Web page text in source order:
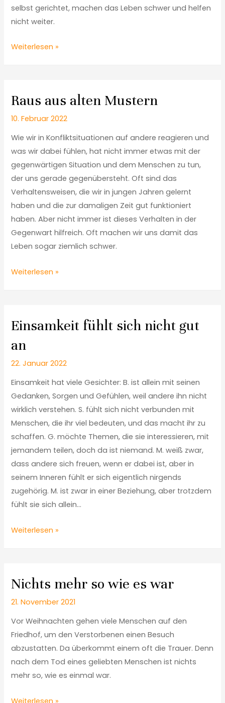
selbst gerichtet, machen das Leben schwer und helfen
nicht weiter.
Weiterlesen »
Raus aus alten Mustern
10. Februar 2022
Wie wir in Konfliktsituationen auf andere reagieren und
was wir dabei fühlen, hat nicht immer etwas mit der
gegenwärtigen Situation und dem Menschen zu tun,
der uns gerade gegenübersteht. Oft sind das
Verhaltensweisen, die wir in jungen Jahren gelernt
haben und die zur damaligen Zeit gut funktioniert
haben. Aber nicht immer ist dieses Verhalten in der
Gegenwart hilfreich. Oft machen wir uns damit das
Leben sogar ziemlich schwer.
Weiterlesen »
Einsamkeit fühlt sich nicht gut
an
22. Januar 2022
Einsamkeit hat viele Gesichter: B. ist allein mit seinen
Gedanken, Sorgen und Gefühlen, weil andere ihn nicht
wirklich verstehen. S. fühlt sich nicht verbunden mit
Menschen, die ihr viel bedeuten, und das macht ihr zu
schaffen. G. möchte Themen, die sie interessieren, mit
jemandem teilen, doch da ist niemand. M. weiß zwar,
dass andere sich freuen, wenn er dabei ist, aber in
seinem Inneren fühlt er sich eigentlich nirgends
zugehörig. M. ist zwar in einer Beziehung, aber trotzdem
fühlt sie sich allein…
Weiterlesen »
Nichts mehr so wie es war
21. November 2021
Vor Weihnachten gehen viele Menschen auf den
Friedhof, um den Verstorbenen einen Besuch
abzustatten. Da überkommt einem oft die Trauer. Denn
nach dem Tod eines geliebten Menschen ist nichts
mehr so, wie es einmal war.
Weiterlesen »